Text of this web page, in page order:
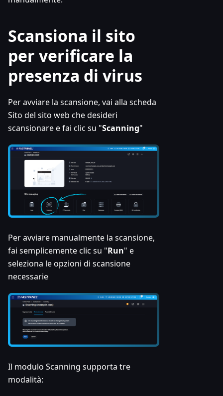
Scansiona il sito
per verificare la
presenza di virus
Per avviare la scansione, vai alla scheda
Sito del sito web che desideri
scansionare e fai clic su "Scanning"
Per avviare manualmente la scansione,
fai semplicemente clic su "Run" e
seleziona le opzioni di scansione
necessarie
Il modulo Scanning supporta tre
modalità: